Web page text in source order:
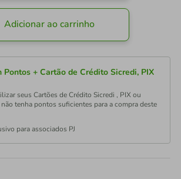
Adicionar ao carrinho
Pontos + Cartão de Crédito Sicredi, PIX
seus Cartões de Crédito Sicredi , PIX ou
tenha pontos suficientes para a compra deste
para associados PJ